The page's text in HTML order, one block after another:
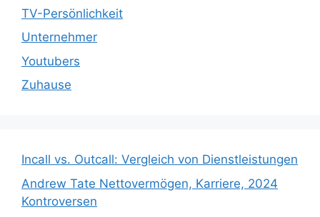
TV-Persönlichkeit
Unternehmer
Youtubers
Zuhause
Incall vs. Outcall: Vergleich von Dienstleistungen
Andrew Tate Nettovermögen, Karriere, 2024
Kontroversen